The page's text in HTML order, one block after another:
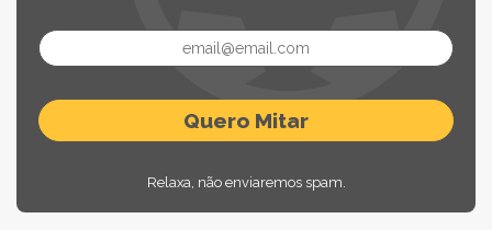
Relaxa, não enviaremos spam.